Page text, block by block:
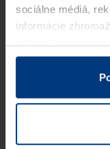
sociálne médiá,
informácie
v rámci Vášho
Z právneho
prevádzku tejto
potrebujeme Vaše
kedykoľvek